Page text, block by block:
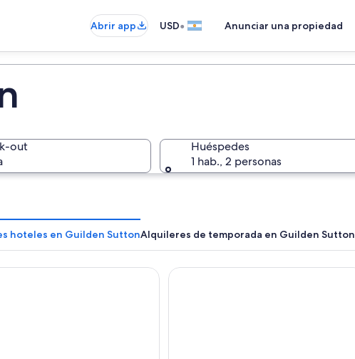
Abrir app USD• Anunciar una propiedad
out
Huéspedes
1 hab., 2 personas
hoteles en Guilden SuttonAlquileres de temporada en Guilden Sutton
Liverpool Daresbury Park Hotel